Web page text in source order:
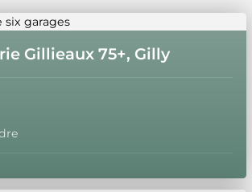
Gillieaux 75+, Gilly